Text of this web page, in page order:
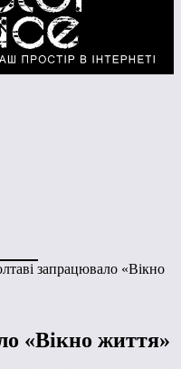
запрацювало «Вікно
«Вікно життя»